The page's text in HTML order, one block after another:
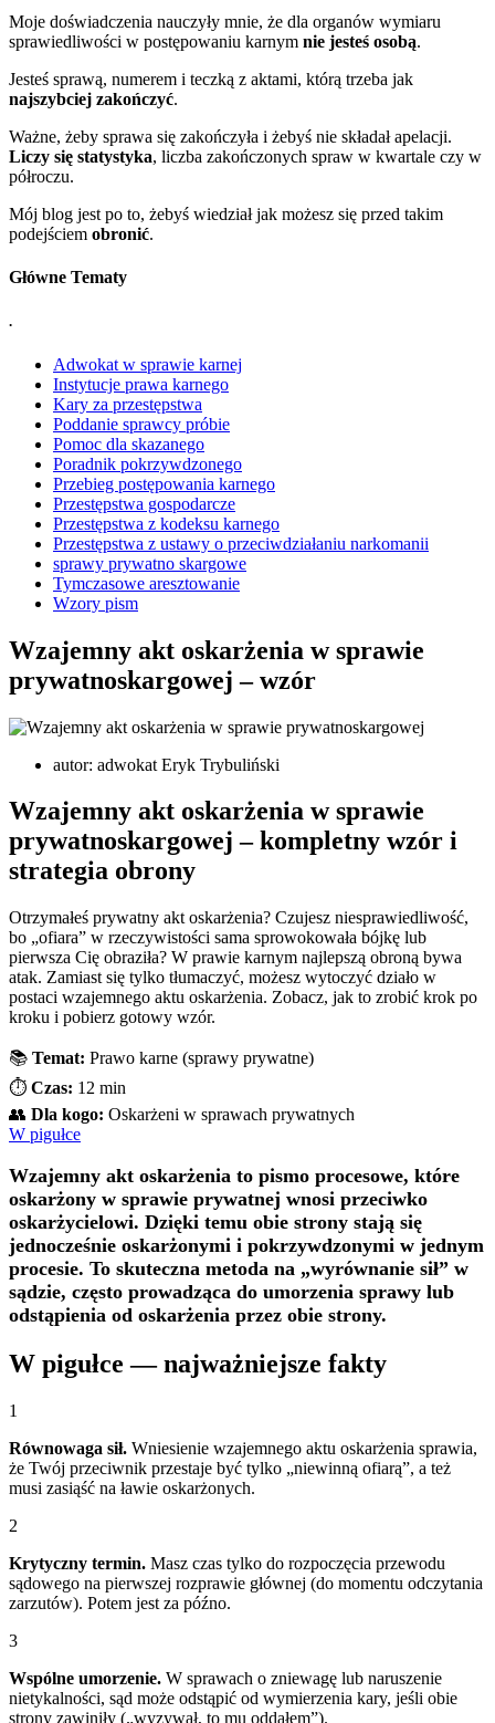
Moje doświadczenia nauczyły mnie, że dla organów wymiaru
sprawiedliwości w postępowaniu karnym nie jesteś osobą.
Jesteś sprawą, numerem i teczką z aktami, którą trzeba jak
najszybciej zakończyć.
Ważne, żeby sprawa się zakończyła i żebyś nie składał apelacji.
Liczy się statystyka, liczba zakończonych spraw w kwartale czy w
półroczu.
Mój blog jest po to, żebyś wiedział jak możesz się przed takim
podejściem obronić.
Główne Tematy
.
Adwokat w sprawie karnej
Instytucje prawa karnego
Kary za przestępstwa
Poddanie sprawcy próbie
Pomoc dla skazanego
Poradnik pokrzywdzonego
Przebieg postępowania karnego
Przestępstwa gospodarcze
Przestępstwa z kodeksu karnego
Przestępstwa z ustawy o przeciwdziałaniu narkomanii
sprawy prywatno skargowe
Tymczasowe aresztowanie
Wzory pism
Wzajemny akt oskarżenia w sprawie
prywatnoskargowej – wzór
autor: adwokat Eryk Trybuliński
Wzajemny akt oskarżenia w sprawie
prywatnoskargowej – kompletny wzór i
strategia obrony
Otrzymałeś prywatny akt oskarżenia? Czujesz niesprawiedliwość,
bo „ofiara” w rzeczywistości sama sprowokowała bójkę lub
pierwsza Cię obraziła? W prawie karnym najlepszą obroną bywa
atak. Zamiast się tylko tłumaczyć, możesz wytoczyć działo w
postaci wzajemnego aktu oskarżenia. Zobacz, jak to zrobić krok po
kroku i pobierz gotowy wzór.
📚 Temat: Prawo karne (sprawy prywatne)
⏱️ Czas: 12 min
👥 Dla kogo: Oskarżeni w sprawach prywatnych
W pigułce
Wzajemny akt oskarżenia to pismo procesowe, które
oskarżony w sprawie prywatnej wnosi przeciwko
oskarżycielowi. Dzięki temu obie strony stają się
jednocześnie oskarżonymi i pokrzywdzonymi w jednym
procesie. To skuteczna metoda na „wyrównanie sił” w
sądzie, często prowadząca do umorzenia sprawy lub
odstąpienia od oskarżenia przez obie strony.
W pigułce — najważniejsze fakty
1
Równowaga sił. Wniesienie wzajemnego aktu oskarżenia sprawia,
że Twój przeciwnik przestaje być tylko „niewinną ofiarą”, a też
musi zasiąść na ławie oskarżonych.
2
Krytyczny termin. Masz czas tylko do rozpoczęcia przewodu
sądowego na pierwszej rozprawie głównej (do momentu odczytania
zarzutów). Potem jest za późno.
3
Wspólne umorzenie. W sprawach o zniewagę lub naruszenie
nietykalności, sąd może odstąpić od wymierzenia kary, jeśli obie
strony zawiniły („wyzywał, to mu oddałem”).